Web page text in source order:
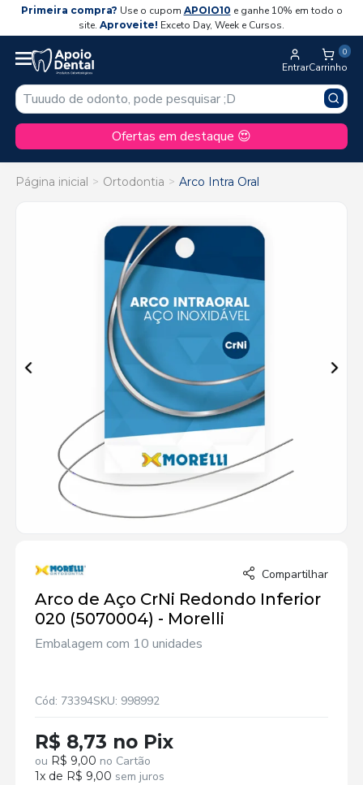
Primeira compra? Use o cupom APOIO10 e ganhe 10% em todo o
site. Aproveite! Exceto Day, Week e Cursos.
Entrar
0
Carrinho
Ofertas em destaque 😍
Página inicial Ortodontia Arco Intra Oral
Compartilhar
Arco de Aço CrNi Redondo Inferior
020 (5070004) - Morelli
Embalagem com 10 unidades
Cód: 73394SKU: 998992
R$ 8,73 no Pix
ou R$ 9,00 no Cartão
1x de R$ 9,00 sem juros